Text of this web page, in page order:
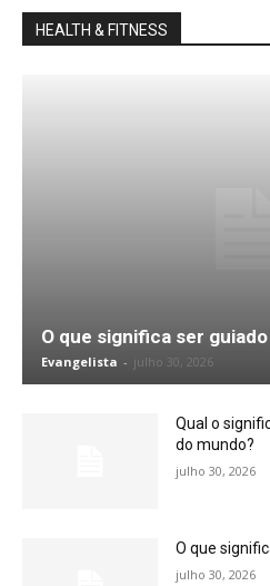
HEALTH & FITNESS
O que significa ser
Evangelista - julho 30, 2026
Qual o
do mundo?
julho 30, 2026
O que
julho 30, 2026